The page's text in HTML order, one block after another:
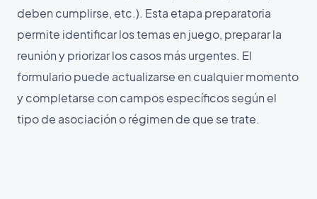
deben cumplirse, etc.). Esta etapa preparatoria
permite identificar los temas en juego, preparar la
reunión y priorizar los casos más urgentes. El
formulario puede actualizarse en cualquier momento
y completarse con campos específicos según el
tipo de asociación o régimen de que se trate.